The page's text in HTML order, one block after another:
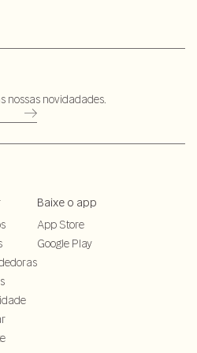
nossas novidadades.
Baixe o app
App Store
Google Play